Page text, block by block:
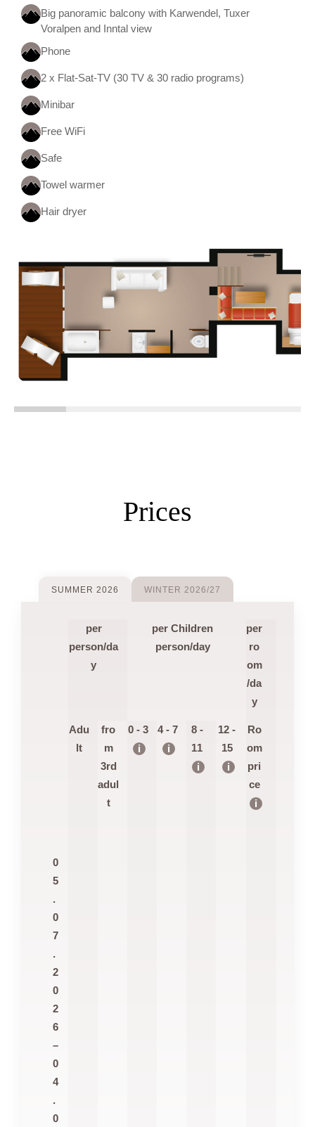
Big panoramic balcony with Karwendel, Tuxer
Voralpen and Inntal view
Phone
2 x Flat-Sat-TV (30 TV & 30 radio programs)
Minibar
Free WiFi
Safe
Towel warmer
Hair dryer
Prices
SUMMER 2026 WINTER 2026/27
per
person/da
y
per Children
person/day
per
ro
om
/da
y
Adu
lt
fro
m
3rd
adul
t
0 - 3
i
4 - 7
i
8 -
11
i
12 -
15
i
Ro
om
pri
ce
i
0
5
.
0
7
.
2
0
2
6
–
0
4
.
0